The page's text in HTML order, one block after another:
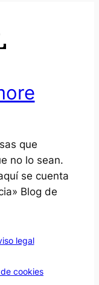
que
no lo sean.
se cuenta
Blog de
legal
cookies